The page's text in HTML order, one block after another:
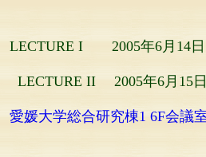
I 2005年6月14日
年6月15日（水
愛媛大学総合研究棟1 6F会議